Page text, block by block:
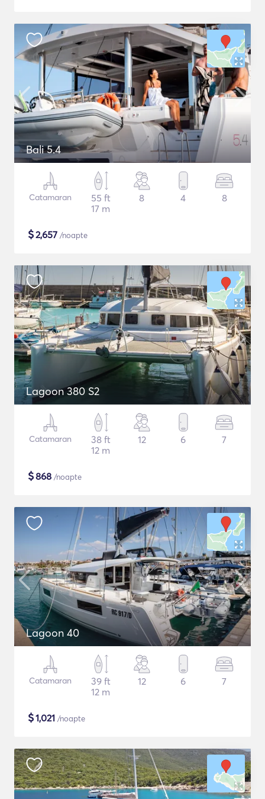
Bali 5.4
Catamaran
55 ft
17 m
8 4 8
$2,657 /noapte
Lagoon 380 S2
Catamaran
38 ft
12 m
12 6 7
$868 /noapte
Lagoon 40
Catamaran
39 ft
12 m
12 6 7
$1,021 /noapte